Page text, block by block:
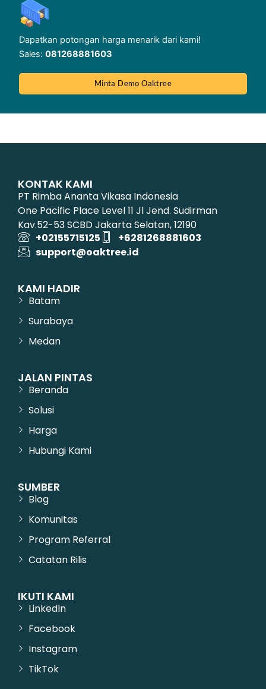
Dapatkan potongan harga menarik dari kami!
Sales: 081268881603
Minta Demo Oaktree
KONTAK KAMI
PT Rimba Ananta Vikasa Indonesia
One Pacific Place Level 11 Jl Jend. Sudirman
Kav.52-53 SCBD Jakarta Selatan, 12190
+02155715125
+6281268881603
support@oaktree.id
KAMI HADIR
Batam
Surabaya
Medan
JALAN PINTAS
Beranda
Solusi
Harga
Hubungi Kami
SUMBER
Blog
Komunitas
Program Referral
Catatan Rilis
IKUTI KAMI
LinkedIn
Facebook
Instagram
TikTok